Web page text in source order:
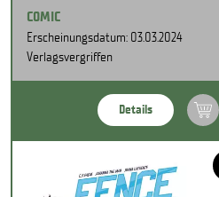
COMIC
Erscheinungsdatum: 03.03.2024
Verlagsvergriffen
Details